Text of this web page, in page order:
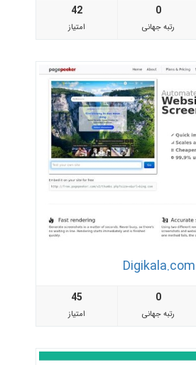
42
امتیاز
0
رتبه جهانی
Digikala.com
45
امتیاز
0
رتبه جهانی